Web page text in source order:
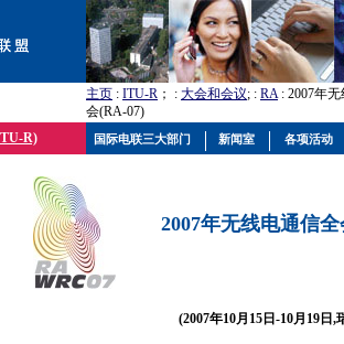
主页 : ITU-R ； : 大会和会议; : RA: 2007年
会(RA-07)
R)
2007年无线电通信
(2007年10月15日-10月19日,
国际电联三大部门 新闻室 各项活动